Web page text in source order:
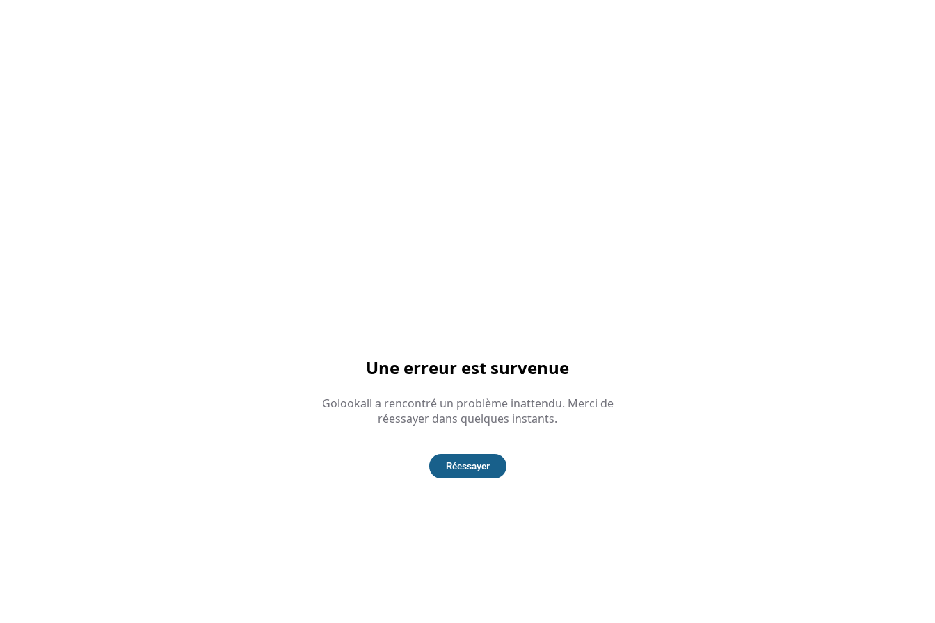
Une erreur est survenue
Golookall a rencontré un problème inattendu. Merci de
réessayer dans quelques instants.
Réessayer